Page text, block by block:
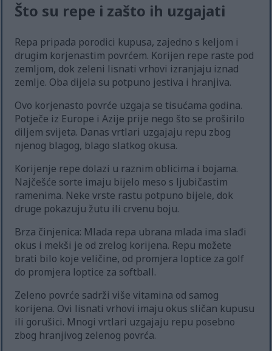
Što su repe i zašto ih uzgajati
Repa pripada porodici kupusa, zajedno s keljom i
drugim korjenastim povrćem. Korijen repe raste pod
zemljom, dok zeleni lisnati vrhovi izranjaju iznad
zemlje. Oba dijela su potpuno jestiva i hranjiva.
Ovo korjenasto povrće uzgaja se tisućama godina.
Potječe iz Europe i Azije prije nego što se proširilo
diljem svijeta. Danas vrtlari uzgajaju repu zbog
njenog blagog, blago slatkog okusa.
Korijenje repe dolazi u raznim oblicima i bojama.
Najčešće sorte imaju bijelo meso s ljubičastim
ramenima. Neke vrste rastu potpuno bijele, dok
druge pokazuju žutu ili crvenu boju.
Brza činjenica: Mlada repa ubrana mlada ima slađi
okus i mekši je od zrelog korijena. Repu možete
brati bilo koje veličine, od promjera loptice za golf
do promjera loptice za softball.
Zeleno povrće sadrži više vitamina od samog
korijena. Ovi lisnati vrhovi imaju okus sličan kupusu
ili gorušici. Mnogi vrtlari uzgajaju repu posebno
zbog hranjivog zelenog povrća.